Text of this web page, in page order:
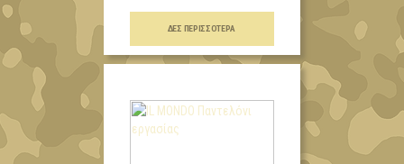
ΔΕΣ ΠΕΡΙΣΣΌΤΕΡΑ